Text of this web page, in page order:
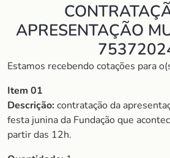
APRESENTAÇÃO
Estamos recebendo cotações para
Item 01
Descrição:contratação da
festa junina da Fundação que
partir das 12h.